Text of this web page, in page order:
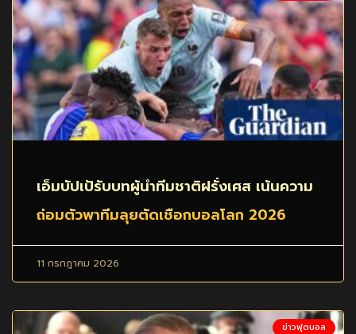
เอ็มบัปเป้รับบทผู้นำทีมชาติฝรั่งเศส เน้นความ
ถ่อมตัวพาทีมลุยตัดเชือกบอลโลก 2026
11 กรกฎาคม 2026
ข่าวฟุตบอล